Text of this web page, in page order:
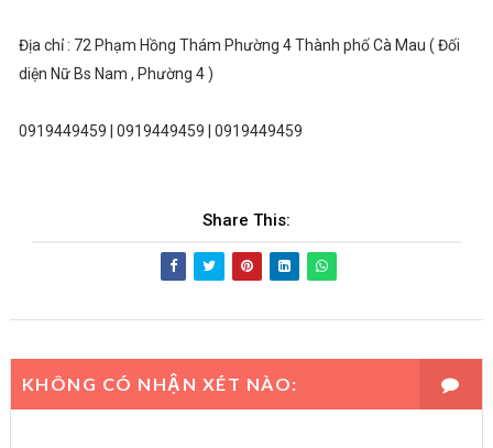
Địa chỉ : 72 Phạm Hồng Thám Phường 4 Thành phố Cà Mau ( Đối
diện Nữ Bs Nam , Phường 4 )
0919449459 | 0919449459 | 0919449459
Share This:
KHÔNG CÓ NHẬN XÉT NÀO: